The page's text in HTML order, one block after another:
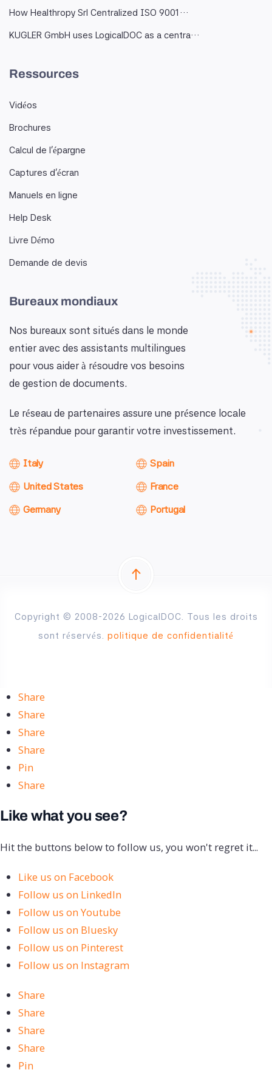
How Healthropy Srl Centralized ISO 9001…
KUGLER GmbH uses LogicalDOC as a centra…
Ressources
Vidéos
Brochures
Calcul de l'épargne
Captures d'écran
Manuels en ligne
Help Desk
Livre Démo
Demande de devis
Bureaux mondiaux
Nos bureaux sont situés dans le monde
entier avec des assistants multilingues
pour vous aider à résoudre vos besoins
de gestion de documents.
Le réseau de partenaires assure une présence locale
très répandue pour garantir votre investissement.
Italy
United States
Germany
Spain
France
Portugal
Copyright © 2008-2026 LogicalDOC. Tous les droits
sont réservés. politique de confidentialité
Share
Share
Share
Share
Pin
Share
Like what you see?
Hit the buttons below to follow us, you won't regret it...
Like us on Facebook
Follow us on LinkedIn
Follow us on Youtube
Follow us on Bluesky
Follow us on Pinterest
Follow us on Instagram
Share
Share
Share
Share
Pin